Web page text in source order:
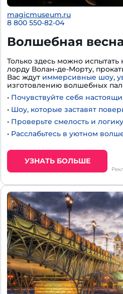
magicmuseum.ru
8 800 550-82-04
Волшебная
Только здесь можно
лорду Волан-де-Морту,
Вас ждут иммерсивные шоу,
изготовлению волшебных
• Почувствуйте себя
• Шоу, которые заставят
• Проверьте смелость и
• Расслабьтесь в уютном
УЗНАТЬ БОЛЬШЕ